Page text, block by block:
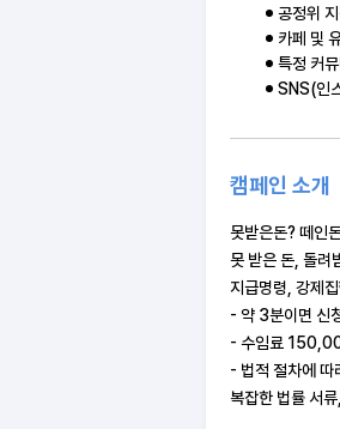
공정위
카페 및
특정 커
SNS(인
캠페인 소개
못받은돈? 떼인
못 받은 돈, 돌려
지급명령, 강제
- 약 3분이면 신
- 수임료
- 법적 절차에 따
복잡한 법률 서